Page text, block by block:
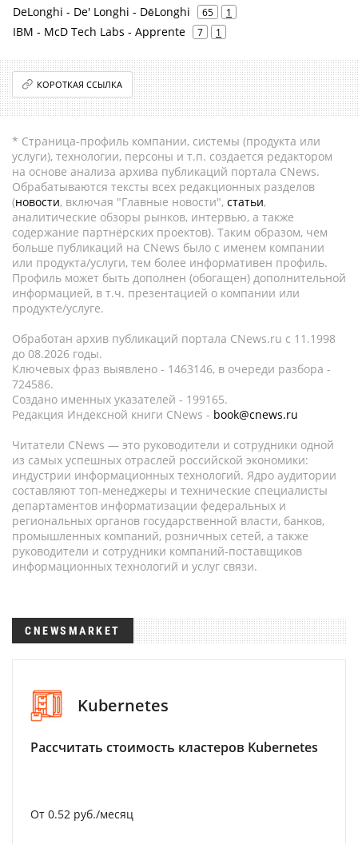
DeLonghi - De' Longhi - DēLonghi 65 1
IBM - McD Tech Labs - Apprente 7 1
КОРОТКАЯ ССЫЛКА
* Страница-профиль компании, системы (продукта или
услуги), технологии, персоны и т.п. создается редактором
на основе анализа архива публикаций портала CNews.
Обрабатываются тексты всех редакционных разделов
(новости, включая "Главные новости", статьи,
аналитические обзоры рынков, интервью, а также
содержание партнёрских проектов). Таким образом, чем
больше публикаций на CNews было с именем компании
или продукта/услуги, тем более информативен профиль.
Профиль может быть дополнен (обогащен) дополнительной
информацией, в т.ч. презентацией о компании или
продукте/услуге.
Обработан архив публикаций портала CNews.ru c 11.1998
до 08.2026 годы.
Ключевых фраз выявлено - 1463146, в очереди разбора -
724586.
Создано именных указателей - 199165.
Редакция Индексной книги CNews - book@cnews.ru
Читатели CNews — это руководители и сотрудники одной
из самых успешных отраслей российской экономики:
индустрии информационных технологий. Ядро аудитории
составляют топ-менеджеры и технические специалисты
департаментов информатизации федеральных и
региональных органов государственной власти, банков,
промышленных компаний, розничных сетей, а также
руководители и сотрудники компаний-поставщиков
информационных технологий и услуг связи.
CNEWSMARKET
Kubernetes
Рассчитать стоимость кластеров Kubernetes
От 0.52 руб./месяц